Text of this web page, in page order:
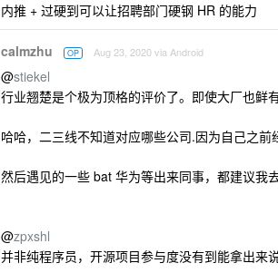
内推 + 过硬到可以让招聘部门硬钢 HR 的能力
calmzhu OP Aug 23, 2020 via Android
@stiekel
行业翘楚是个极为顶格的评价了。即使大厂也鲜
哈哈，二三线不知道对应哪些公司.因为自己之前
然后遇见的一些 bat 华为等出来同事，都建议我
@zpxshl
并非纯程序员，开源项目参与度没有到能拿出来